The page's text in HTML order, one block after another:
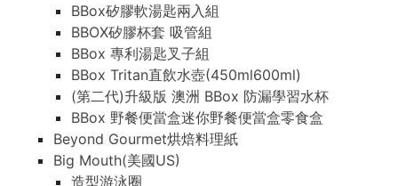
BBox矽膠軟湯匙兩入組
BBOX矽膠杯套 吸管組
BBox 專利湯匙叉子組
BBox Tritan直飲水壺(450ml600ml)
(第二代)升級版 澳洲 BBox 防漏學習水杯
BBox 野餐便當盒迷你野餐便當盒零食盒
Beyond Gourmet烘焙料理紙
Big Mouth(美國US)
造型游泳圈